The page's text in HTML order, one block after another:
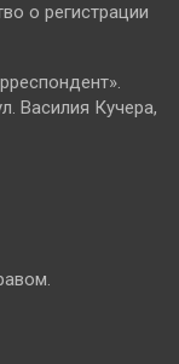
о регистрации
Василия Кучера,